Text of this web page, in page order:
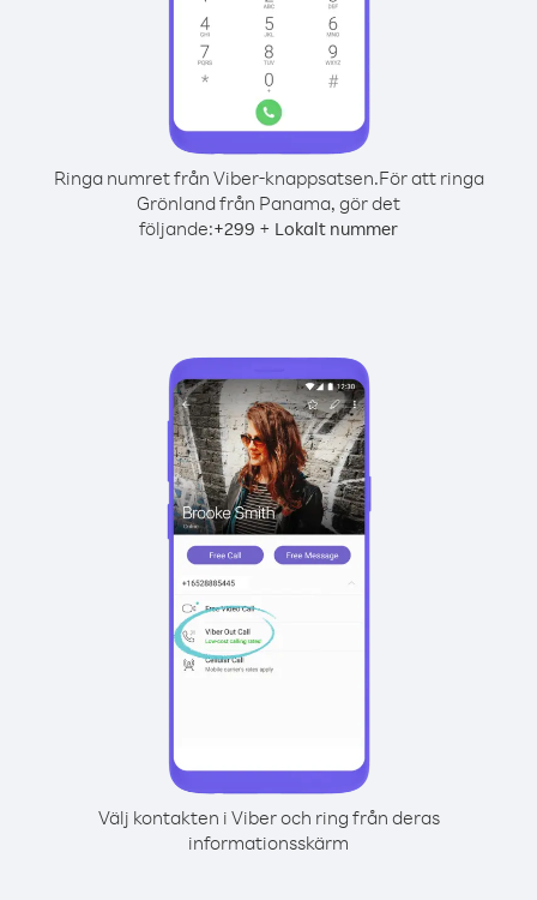
Ringa numret från Viber-knappsatsen.För att ringa
Grönland från Panama, gör det
följande:+299 + Lokalt nummer
Välj kontakten i Viber och ring från deras
informationsskärm